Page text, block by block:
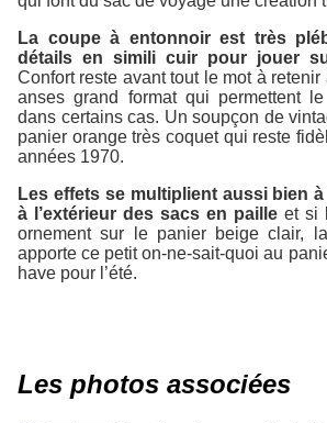
La coupe à entonnoir est très
détails en simili cuir pour jouer
Confort reste avant tout le mot à
anses grand format qui permettent
dans certains cas. Un soupçon de
panier orange très coquet qui reste
années 1970.
Les effets se multiplient aussi bien
à l’extérieur des sacs en paille et si
ornement sur le panier beige clair,
apporte ce petit on-ne-sait-quoi au
have pour l’été.
Les photos associées